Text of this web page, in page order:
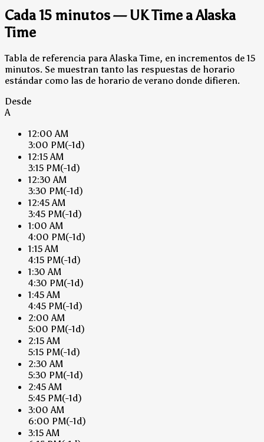
Cada 15 minutos — UK Time a Alaska
Time
Tabla de referencia para Alaska Time, en incrementos de 15
minutos. Se muestran tanto las respuestas de horario
estándar como las de horario de verano donde difieren.
Desde
A
12:00 AM
3:00 PM(-1d)
12:15 AM
3:15 PM(-1d)
12:30 AM
3:30 PM(-1d)
12:45 AM
3:45 PM(-1d)
1:00 AM
4:00 PM(-1d)
1:15 AM
4:15 PM(-1d)
1:30 AM
4:30 PM(-1d)
1:45 AM
4:45 PM(-1d)
2:00 AM
5:00 PM(-1d)
2:15 AM
5:15 PM(-1d)
2:30 AM
5:30 PM(-1d)
2:45 AM
5:45 PM(-1d)
3:00 AM
6:00 PM(-1d)
3:15 AM